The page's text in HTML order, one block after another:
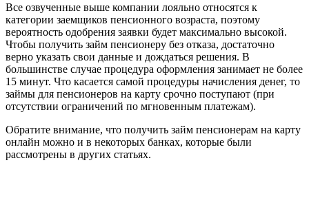
Все озвученные выше компании лояльно относятся к
категории заемщиков пенсионного возраста, поэтому
вероятность одобрения заявки будет максимально высокой.
Чтобы получить займ пенсионеру без отказа, достаточно
верно указать свои данные и дождаться решения. В
большинстве случае процедура оформления занимает не более
15 минут. Что касается самой процедуры начисления денег, то
займы для пенсионеров на карту срочно поступают (при
отсутствии ограничений по мгновенным платежам).
Обратите внимание, что получить займ пенсионерам на карту
онлайн можно и в некоторых банках, которые были
рассмотрены в других статьях.